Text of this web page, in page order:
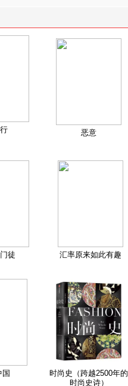
恶意
徒 汇率原来如此有趣
国
时尚史（跨越2500年的
时尚史诗）